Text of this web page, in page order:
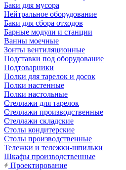
Баки для мусора
Нейтральное оборудование
Баки для сбора отходов
Барные модули и станции
Ванны моечные
Зонты вентиляционные
Подставки под оборудование
Подтоварники
Полки для тарелок и досок
Полки настенные
Полки настольные
Стеллажи для тарелок
Стеллажи производственные
Стеллажи складские
Столы кондитерские
Столы производственные
Тележки и тележки-шпильки
Шкафы производственные
Проектирование